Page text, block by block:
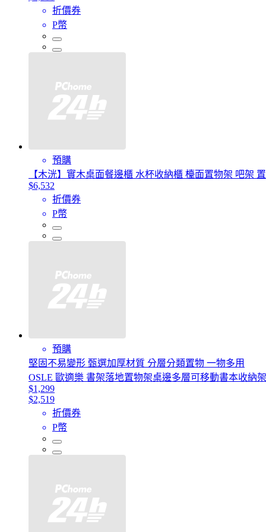
折價券
P幣
預購
【木洸】實木桌面餐邊櫃 水杯收納櫃 檯面置物架 吧架
$6,532
折價券
P幣
預購
堅固不易變形 甄選加厚材質 分層分類置物 一物多用
OSLE 歐適樂 書架落地置物架桌邊多層可移動書本收納
$1,299
$2,519
折價券
P幣